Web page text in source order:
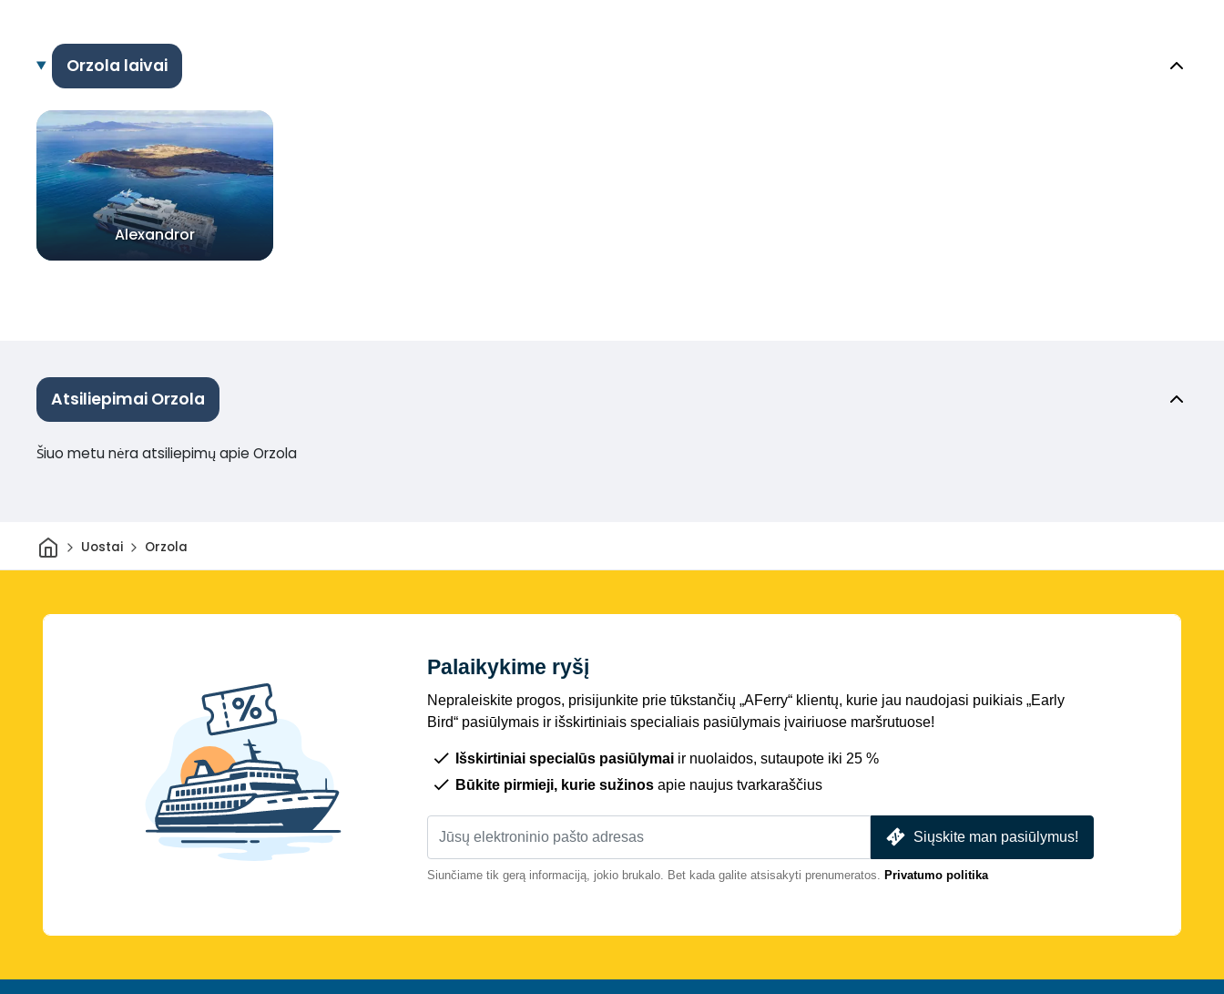
Orzola laivai
Alexandror
Atsiliepimai Orzola
Šiuo metu nėra atsiliepimų apie Orzola
Pradžia
Uostai Orzola
Palaikykime ryšį
Nepraleiskite progos, prisijunkite prie tūkstančių „AFerry“ klientų, kurie jau naudojasi puikiais „Early
Bird“ pasiūlymais ir išskirtiniais specialiais pasiūlymais įvairiuose maršrutuose!
Išskirtiniai specialūs pasiūlymai ir nuolaidos, sutaupote iki 25 %
Būkite pirmieji, kurie sužinos apie naujus tvarkaraščius
Siųskite man pasiūlymus!
Siunčiame tik gerą informaciją, jokio brukalo. Bet kada galite atsisakyti prenumeratos. Privatumo politika